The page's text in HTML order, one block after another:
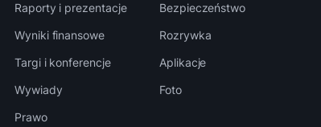
Raporty i prezentacje
Wyniki finansowe
Targi i konferencje
Wywiady
Prawo
Bezpieczeństwo
Rozrywka
Aplikacje
Foto